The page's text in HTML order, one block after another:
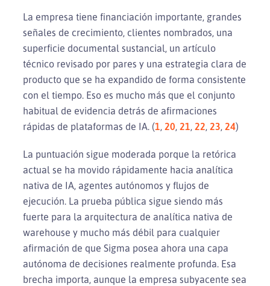
La empresa tiene financiación importante, grandes
señales de crecimiento, clientes nombrados, una
superficie documental sustancial, un artículo
técnico revisado por pares y una estrategia clara de
producto que se ha expandido de forma consistente
con el tiempo. Eso es mucho más que el conjunto
habitual de evidencia detrás de afirmaciones
rápidas de plataformas de IA. (1, 20, 21, 22, 23, 24)
La puntuación sigue moderada porque la retórica
actual se ha movido rápidamente hacia analítica
nativa de IA, agentes autónomos y flujos de
ejecución. La prueba pública sigue siendo más
fuerte para la arquitectura de analítica nativa de
warehouse y mucho más débil para cualquier
afirmación de que Sigma posea ahora una capa
autónoma de decisiones realmente profunda. Esa
brecha importa, aunque la empresa subyacente sea